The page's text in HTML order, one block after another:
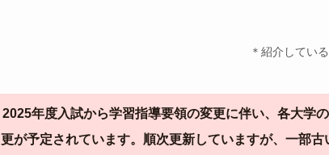
＊紹介してい
2025年度入試から学習指導要領の変更に伴い、各大学
更が予定されています。順次更新していますが、一部